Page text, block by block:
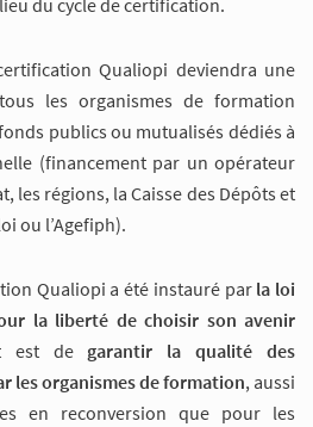
du cycle de certification.
Qualiopi deviendra une
les organismes de formation
publics ou mutualisés dédiés à
(financement par un opérateur
les régions, la Caisse des Dépôts et
ou l’Agefiph).
Qualiopi a été instauré par la loi
la liberté de choisir son avenir
est de garantir la qualité des
les organismes de formation, aussi
en reconversion que pour les